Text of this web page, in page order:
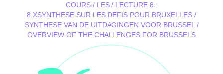
COURS / LES / LECTURE 8 :
8 XSYNTHESE SUR LES DEFIS POUR BRUXELLES /
SYNTHESE VAN DE UITDAGINGEN VOOR BRUSSEL /
OVERVIEW OF THE CHALLENGES FOR BRUSSELS